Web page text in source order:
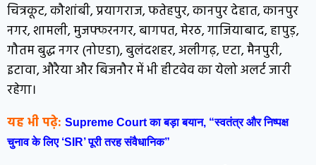
चित्रकूट, कौशांबी, प्रयागराज, फतेहपुर, कानपुर देहात, कानपुर
नगर, शामली, मुजफ्फरनगर, बागपत, मेरठ, गाजियाबाद, हापुड़,
गौतम बुद्ध नगर (नोएडा), बुलंदशहर, अलीगढ़, एटा, मैनपुरी,
इटावा, औरैया और बिजनौर में भी हीटवेव का येलो अलर्ट जारी
रहेगा।
यह भी पढ़े: Supreme Court का बड़ा बयान, “स्वतंत्र और निष्पक्ष
चुनाव के लिए ‘SIR’ पूरी तरह संवैधानिक”